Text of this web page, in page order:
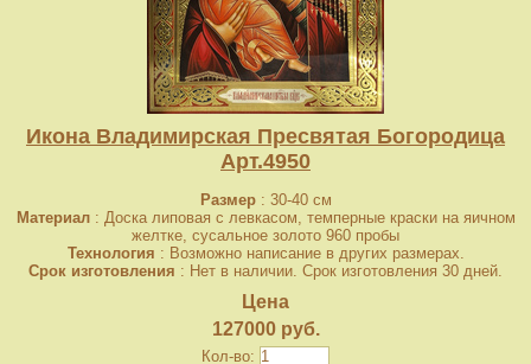
Икона Владимирская Пресвятая Богородица
Арт.4950
Размер: 30-40 см
Материал: Доска липовая с левкасом, темперные краски на яичном
желтке, сусальное золото 960 пробы
Технология : Возможно написание в других размерах.
Срок изготовления : Нет в наличии. Срок изготовления 30 дней.
Цена
127000 руб.
Кол-во: